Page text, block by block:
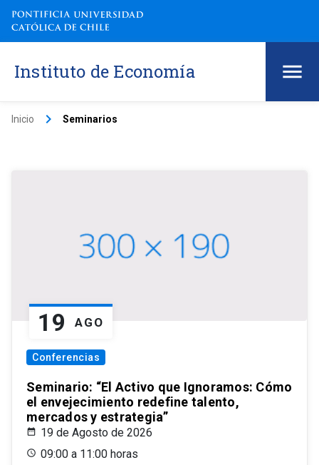
Instituto de Economía
Inicio keyboard_arrow_right Seminarios
19 AGO
Conferencias
Seminario: “El Activo que Ignoramos: Cómo
el envejecimiento redefine talento,
mercados y estrategia”
19 de Agosto de 2026
09:00 a 11:00 horas